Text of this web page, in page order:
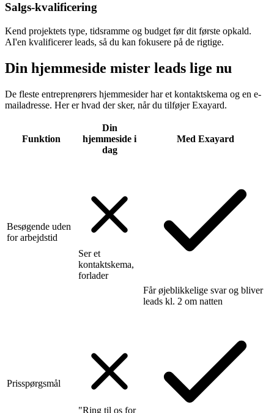
Salgs-kvalificering
Kend projektets type, tidsramme og budget før dit første opkald.
AI'en kvalificerer leads, så du kan fokusere på de rigtige.
Din hjemmeside mister leads lige nu
De fleste entreprenørers hjemmesider har et kontaktskema og en e-
mailadresse. Her er hvad der sker, når du tilføjer Exayard.
Funktion
Din
hjemmeside i
dag
Med Exayard
Besøgende uden
for arbejdstid
Ser et
kontaktskema,
forlader
Får øjeblikkelige svar og bliver
leads kl. 2 om natten
Prisspørgsmål
"Ring til os for